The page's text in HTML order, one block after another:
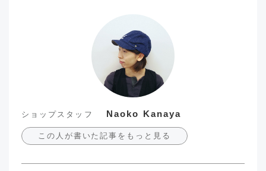
ショップスタッフ Naoko Kanaya
この人が書いた記事をもっと見る